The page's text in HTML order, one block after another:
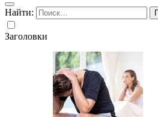
Найти:
Заголовки